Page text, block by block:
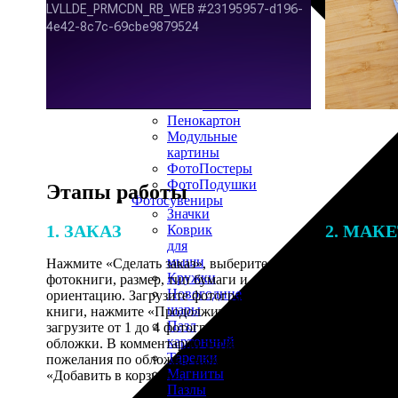
30х40
Пенокартон
Модульные
картины
ФотоПостеры
ФотоПодушки
Фотоcувениры
Значки
Коврик
для
мыши
Кружки
Новогодние
шары
Пазл
картонный
Тарелки
Магниты
Пазлы
Этапы работы
1. ЗАКАЗ
Нажмите «Сделать заказ», выберите тип
фотокниги, размер, тип бумаги и
ориентацию. Загрузите фотографии для
книги, нажмите «Продолжить» и
загрузите от 1 до 4 фотографий для
обложки. В комментарии оставьте свои
пожелания по обложке, нажмите
«Добавить в корзину».
2.